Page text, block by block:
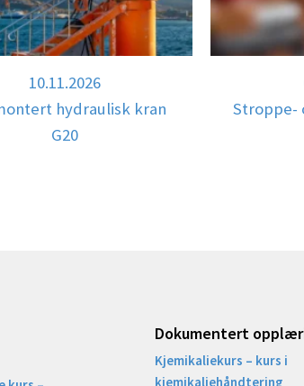
10.11.2026
hydraulisk kran
G20
Stroppe-
Dokumentert
Kjemikaliekurs – kurs i
kjemikaliehåndtering